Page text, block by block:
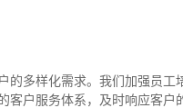
的多样化需求。我们加强员工
客户服务体系，及时响应客户